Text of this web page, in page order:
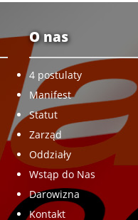
O nas
4 postulaty
Manifest
Statut
Zarząd
Oddziały
Wstąp do Nas
Darowizna
Kontakt